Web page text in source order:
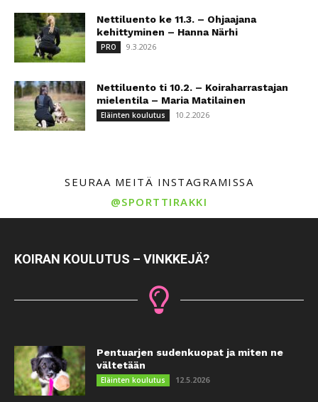
Nettiluento ke 11.3. – Ohjaajana
kehittyminen – Hanna Närhi
PRO 9.3.2026
Nettiluento ti 10.2. – Koiraharrastajan
mielentila – Maria Matilainen
Eläinten koulutus 10.2.2026
SEURAA MEITÄ INSTAGRAMISSA
@SPORTTIRAKKI
KOIRAN KOULUTUS – VINKKEJÄ?
Pentuarjen sudenkuopat ja miten ne
vältetään
Eläinten koulutus 12.5.2026